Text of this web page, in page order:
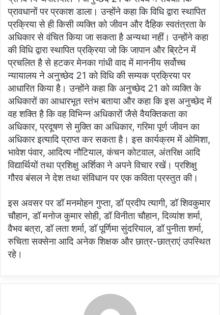
प्रावधानों पर प्रकाश डाला। उन्होंने कहा कि विधि द्वारा स्थापित
प्रक्रिया से ही किसी व्यक्ति को जीवन और दैहिक स्वतंत्रता के
अधिकार से वंचित किया जा सकता है अन्यथा नहीं। उन्होंने कहा
की विधि द्वारा स्थापित प्रक्रिया जो कि जापान और ब्रिटेन में
प्रचलित है से हटकर मेनका गांधी वाद में माननीय सर्वोच्च
न्यायालय ने अनुच्छेद 21 को विधि की सम्यक प्रक्रिया पर
आधारित किया है। उन्होंने कहा कि अनुच्छेद 21 को व्यक्ति के
अधिकारों का आधारभूत स्तंभ बताया और कहा कि इस अनुच्छेद में
वह शक्ति है कि वह विभिन्न अधिकारों जैसे वैयक्तिकता का
अधिकार, प्रदूषण से मुक्ति का अधिकार, गरिमा पूर्ण जीवन का
अधिकार इत्यादि प्राप्त कर सकता है। इस कार्यक्रम में ओमिशा,
भावेश पंवार, आदित्य नौटियाल, कंचन कोटवाल, अंतरिक्ष आदि
विद्यार्थियों तथा प्रशिक्षु अर्शिका ने अपने विचार रखें। प्रशिक्षु
गौरव बंसल ने देश तथा संविधान पर एक कविता प्रस्तुत की।
इस अवसर पर डॉ मनमोहन गुप्ता, डॉ प्रदीप त्यागी, डॉ शिवकुमार
चौहान, डॉ मनोज कुमार सोही, डॉ विनीता चौहान, दिव्यांश शर्मा,
वैभव बत्रा, डॉ लता शर्मा, डॉ पूर्णिमा सुंदरियाल, डॉ पुनीता शर्मा,
रुचिता सक्सेना आदि अनेक शिक्षक और छात्र-छात्राएं उपस्थित
रहे।